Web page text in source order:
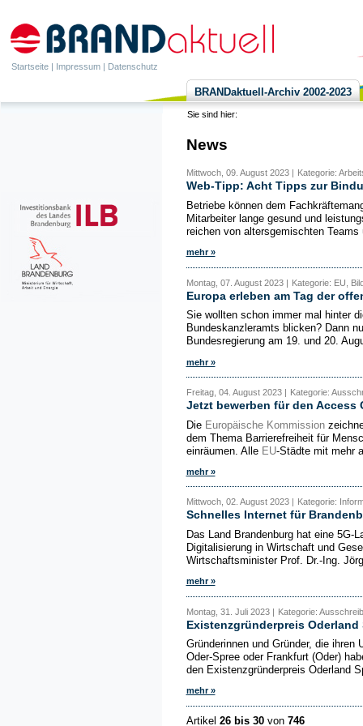
Startseite | Impressum | Datenschutz
BRANDaktuell-Archiv 2002-2023
Sie sind hier:
News
Mittwoch, 09. August 2023 | Kategorie:
Web-Tipp: Acht Tipps zur
Betriebe können dem
Mitarbeiter lange gesund und
reichen von altersgemischten
mehr »
Montag, 07. August 2023 | Kategorie: EU,
Europa erleben am Tag der
Sie wollten schon immer mal hinter
Bundeskanzleramts blicken? Dann
Bundesregierung am 19. und 20.
mehr »
Freitag, 04. August 2023 | Kategorie:
Jetzt bewerben für den Access
Die Europäische Kommission
dem Thema Barrierefreiheit für
einräumen. Alle EU-Städte mit mehr
mehr »
Mittwoch, 02. August 2023 | Kategorie:
Schnelles Internet für
Das Land Brandenburg hat eine 5G-
Digitalisierung in Wirtschaft und
Wirtschaftsminister Prof. Dr.-Ing.
mehr »
Montag, 31. Juli 2023 | Kategorie:
Existenzgründerpreis Oderland
Gründerinnen und Gründer, die
Oder-Spree oder Frankfurt (Oder)
den Existenzgründerpreis Oderland
mehr »
Artikel 26 bis 30von 746